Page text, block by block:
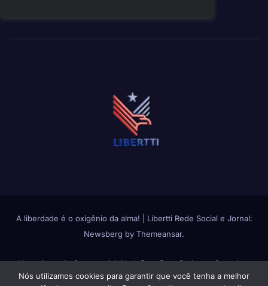
A liberdade é o oxigênio da alma!
Libertti Rede Social e Jornal:
Newsberg by Themeansar.
HomeAnuncie ConoscoAtividadeBate PapoCadastro Completo
Nós utilizamos cookies para garantir que você tenha a melhor